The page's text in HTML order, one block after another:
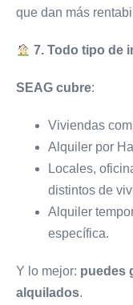
que dan más
7. Todo tipo de
SEAG cubre:
Viviendas
Alquiler por
Locales,
distintos de
Alquiler
específica.
Y lo mejor: puedes
alquilados.